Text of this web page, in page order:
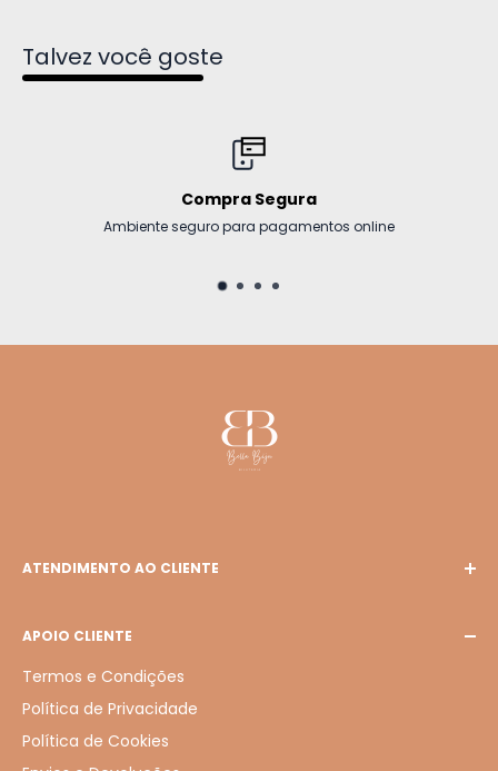
Talvez você goste
Compra Segura
Ambiente seguro para pagamentos online
ATENDIMENTO AO CLIENTE
APOIO CLIENTE
Termos e Condições
Política de Privacidade
Política de Cookies